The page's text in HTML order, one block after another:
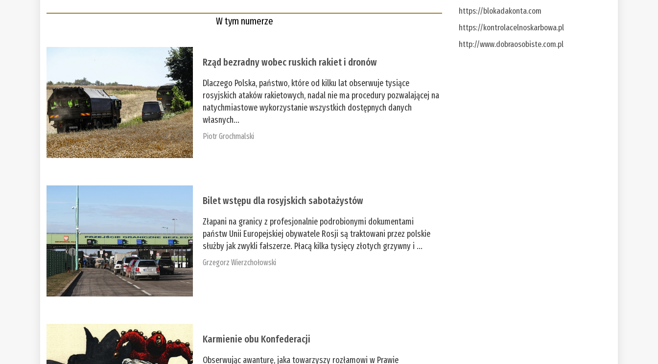
W tym numerze
Rząd bezradny wobec ruskich rakiet i dronów
Dlaczego Polska, państwo, które od kilku lat obserwuje tysiące
rosyjskich ataków rakietowych, nadal nie ma procedury pozwalającej na
natychmiastowe wykorzystanie wszystkich dostępnych danych
własnych...
Piotr Grochmalski
Bilet wstępu dla rosyjskich sabotażystów
Złapani na granicy z profesjonalnie podrobionymi dokumentami
państw Unii Europejskiej obywatele Rosji są traktowani przez polskie
służby jak zwykli fałszerze. Płacą kilka tysięcy złotych grzywny i ...
Grzegorz Wierzchołowski
Karmienie obu Konfederacji
Obserwując awanturę, jaka towarzyszy rozłamowi w Prawie
https://blokadakonta.com
https://kontrolacelnoskarbowa.pl
http://www.dobraosobiste.com.pl